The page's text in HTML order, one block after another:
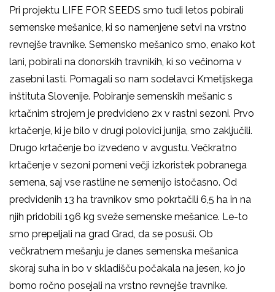
Pri projektu LIFE FOR SEEDS smo tudi letos pobirali
semenske mešanice, ki so namenjene setvi na vrstno
revnejše travnike. Semensko mešanico smo, enako kot
lani, pobirali na donorskih travnikih, ki so večinoma v
zasebni lasti. Pomagali so nam sodelavci Kmetijskega
inštituta Slovenije. Pobiranje semenskih mešanic s
krtačnim strojem je predvideno 2x v rastni sezoni. Prvo
krtačenje, ki je bilo v drugi polovici junija, smo zaključili.
Drugo krtačenje bo izvedeno v avgustu. Večkratno
krtačenje v sezoni pomeni večji izkoristek pobranega
semena, saj vse rastline ne semenijo istočasno. Od
predvidenih 13 ha travnikov smo pokrtačili 6,5 ha in na
njih pridobili 196 kg sveže semenske mešanice. Le-to
smo prepeljali na grad Grad, da se posuši. Ob
večkratnem mešanju je danes semenska mešanica
skoraj suha in bo v skladišču počakala na jesen, ko jo
bomo ročno posejali na vrstno revnejše travnike.